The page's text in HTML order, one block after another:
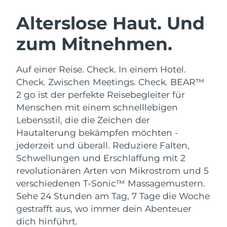
Alterslose Haut. Und
zum Mitnehmen.
Auf einer Reise. Check. In einem Hotel.
Check. Zwischen Meetings. Check. BEAR™
2 go ist der perfekte Reisebegleiter für
Menschen mit einem schnelllebigen
Lebensstil, die die Zeichen der
Hautalterung bekämpfen möchten -
jederzeit und überall. Reduziere Falten,
Schwellungen und Erschlaffung mit 2
revolutionären Arten von Mikrostrom und 5
verschiedenen T-Sonic™ Massagemustern.
Sehe 24 Stunden am Tag, 7 Tage die Woche
gestrafft aus, wo immer dein Abenteuer
dich hinführt.
LUNA™ 4 Set
Anti-aging massage
LUNA™ 4 Plus
Massage, LED heating
LUNA™ 4 Men
For men, anti-aging massage
BEAR™ 2 Set
Microcurrent toning
BEAR™ 2 go
Microcurrent toning on-the-go
BEAR™ 2 eyes & lips
Microcurrent line smoothing device
Hydratisierung
UFO™ 3 Set
Deep facial hydration
UFO™ 3 LED
Near-infrared and red light therapy
device
Mundpflege
issa™ 4
Hybrid silicone sonic toothbrush
issa™ 4 plus
Smart hybrid silicone sonic toothbrush
FAQ™ ANTI-AGING-BEHANDLUNG
Anti-aging LED-Behandlungen
NEW
Österreich Erwartete Lieferung 9/8/26
Bahrain Erwartete Lieferung
Belgien Erwartete Lieferung
Bermuda Erwartete Lieferung
Bosnien und
Herzegowina
Brunei Darussalam Erwartete Lieferung
Bulgarien Erwartete Lieferung9/8/26
Kanada Erwartete Lieferung